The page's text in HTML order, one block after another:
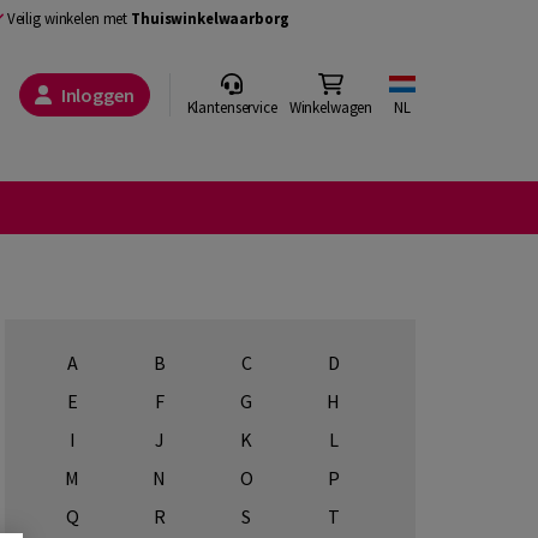
Veilig winkelen met Thuiswinkelwaarborg
Inloggen Klantenservice Winkelwagen NL
A B C
D
E
F G
H
I
J K
L
M
N O
P
Q
R S
T